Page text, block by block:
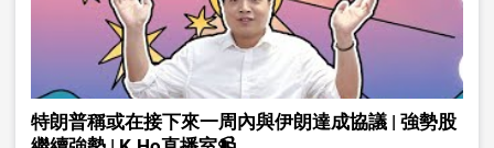
特朗普稱或在接下來一周內與伊朗達成協議 | 強勢股